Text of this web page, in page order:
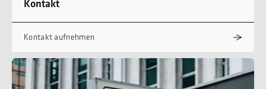
Kontakt
Kontakt aufnehmen